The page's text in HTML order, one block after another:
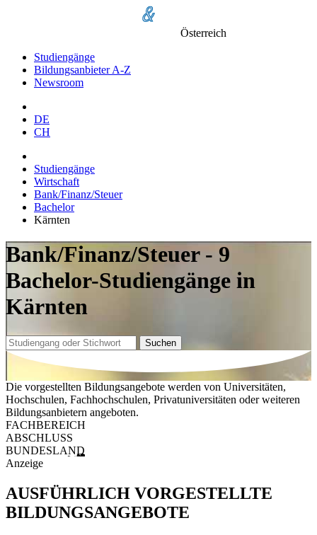
Österreich
Studiengänge
Bildungsanbieter A-Z
Newsroom
DE
CH
Studiengänge
Wirtschaft
Bank/Finanz/Steuer
Bachelor
Kärnten
Bank/Finanz/Steuer - 9
Bachelor-Studiengänge in
Kärnten
Suchen
Die vorgestellten Bildungsangebote werden von Universitäten,
Hochschulen, Fachhochschulen, Privatuniversitäten oder weiteren
Bildungsanbietern angeboten.
FACHBEREICH
ABSCHLUSS
BUNDESLAND
Anzeige
AUSFÜHRLICH VORGESTELLTE
BILDUNGSANGEBOTE